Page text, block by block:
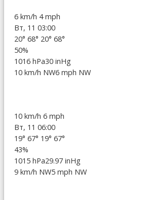
6 km/h 4 mph
Вт, 11 03:00
20° 68° 20° 68°
50%
1016 hPa30 inHg
10 km/h NW6 mph NW
10 km/h 6 mph
Вт, 11 06:00
19° 67° 19° 67°
43%
1015 hPa29.97 inHg
9 km/h NW5 mph NW